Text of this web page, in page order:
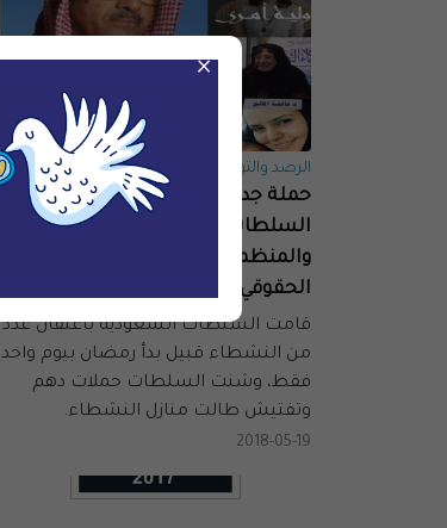
الرصد والتوثيق
حملة جديدة تطال أسماء بارزة، تتهم
السلطات بالتواصل مع الدول
والمنظمات من أجل الضغط
الحقوقي
قامت السلطات السعودية باعتقال عدد
من النشطاء قبيل بدأ رمضان بيوم واحد
فقط، وشنت السلطات حملات دهم
وتفتيش طالت منازل النشطاء.
2018-05-19
×